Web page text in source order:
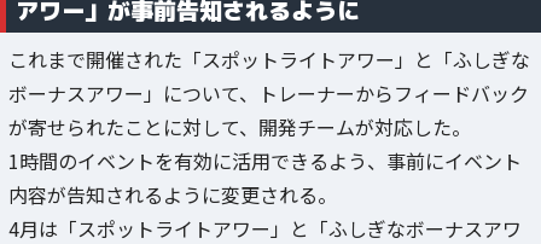
アワー」が事前告知されるように
これまで開催された「スポットライトアワー」と「ふしぎな
ボーナスアワー」について、トレーナーからフィードバック
が寄せられたことに対して、開発チームが対応した。
1時間のイベントを有効に活用できるよう、事前にイベント
内容が告知されるように変更される。
4月は「スポットライトアワー」と「ふしぎなボーナスアワ